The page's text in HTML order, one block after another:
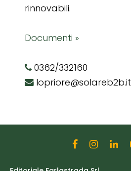
rinnovabili.
Documenti »
0362/332160
lopriore@solareb2b.it